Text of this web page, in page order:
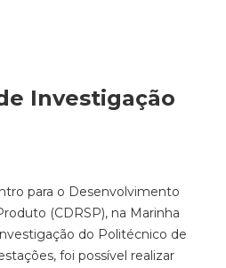
Investigação
para o Desenvolvimento
(CDRSP), na Marinha
do Politécnico de
foi possível realizar